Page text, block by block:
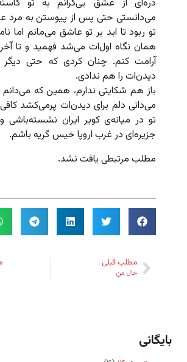
ذره‌ای از عشق بی‌کرانم به تو
می‌دانستی حتی پس از پیوستن به مرد
تو ربود تا ابد بر تو عاشق می‌مانم اما
همان نگاه اول‌ات می‌شد فهمید و تا
آرامت کنم. چنان کردی که حتی دیگر
دیدن‌ات را هم ندادی.
باز هم شکایتی ندارم، همین که
می‌دانی دلم برای دیدن‌ات پرمی‌کشد
تو در میانه‌ی کویر ایران نشسته‌باشی
جزیره‌ای در غرب اروپا خیس گریه باشم.
مطلب مرتبطی یافت نشد.
مطلب قبلی
حال من
بایگانی